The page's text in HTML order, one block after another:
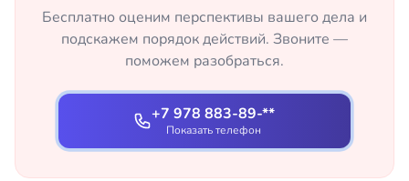
Бесплатно оценим перспективы вашего дела и
подскажем порядок действий. Звоните —
поможем разобраться.
+7 978 883-89-**
Показать телефон